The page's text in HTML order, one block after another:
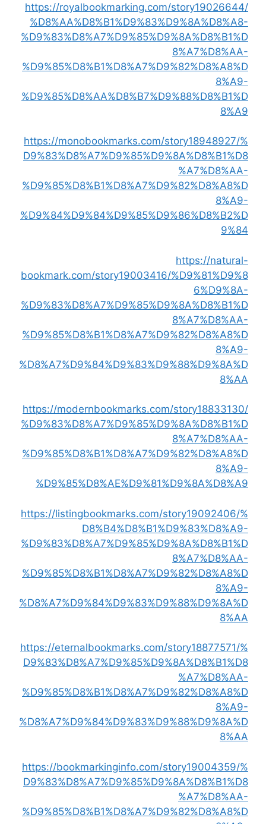
https://royalbookmarking.com/story19026644/
%D8%AA%D8%B1%D9%83%D9%8A%D8%A8-
%D9%83%D8%A7%D9%85%D9%8A%D8%B1%D
8%A7%D8%AA-
%D9%85%D8%B1%D8%A7%D9%82%D8%A8%D
8%A9-
%D9%85%D8%AA%D8%B7%D9%88%D8%B1%D
8%A9
https://monobookmarks.com/story18948927/%
D9%83%D8%A7%D9%85%D9%8A%D8%B1%D8
%A7%D8%AA-
%D9%85%D8%B1%D8%A7%D9%82%D8%A8%D
8%A9-
%D9%84%D9%84%D9%85%D9%86%D8%B2%D
9%84
https://natural-
bookmark.com/story19003416/%D9%81%D9%8
6%D9%8A-
%D9%83%D8%A7%D9%85%D9%8A%D8%B1%D
8%A7%D8%AA-
%D9%85%D8%B1%D8%A7%D9%82%D8%A8%D
8%A9-
%D8%A7%D9%84%D9%83%D9%88%D9%8A%D
8%AA
https://modernbookmarks.com/story18833130/
%D9%83%D8%A7%D9%85%D9%8A%D8%B1%D
8%A7%D8%AA-
%D9%85%D8%B1%D8%A7%D9%82%D8%A8%D
8%A9-
%D9%85%D8%AE%D9%81%D9%8A%D8%A9
https://listingbookmarks.com/story19092406/%
D8%B4%D8%B1%D9%83%D8%A9-
%D9%83%D8%A7%D9%85%D9%8A%D8%B1%D
8%A7%D8%AA-
%D9%85%D8%B1%D8%A7%D9%82%D8%A8%D
8%A9-
%D8%A7%D9%84%D9%83%D9%88%D9%8A%D
8%AA
https://eternalbookmarks.com/story18877571/%
D9%83%D8%A7%D9%85%D9%8A%D8%B1%D8
%A7%D8%AA-
%D9%85%D8%B1%D8%A7%D9%82%D8%A8%D
8%A9-
%D8%A7%D9%84%D9%83%D9%88%D9%8A%D
8%AA
https://bookmarkinginfo.com/story19004359/%
D9%83%D8%A7%D9%85%D9%8A%D8%B1%D8
%A7%D8%AA-
%D9%85%D8%B1%D8%A7%D9%82%D8%A8%D